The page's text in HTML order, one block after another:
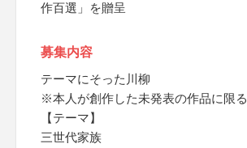
作百選」を贈呈
募集内容
テーマにそった川柳
※本人が創作した未発表の作品に限る
【テーマ】
三世代家族